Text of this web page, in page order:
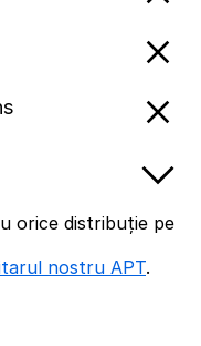
orice distribuție pe
nostru APT.